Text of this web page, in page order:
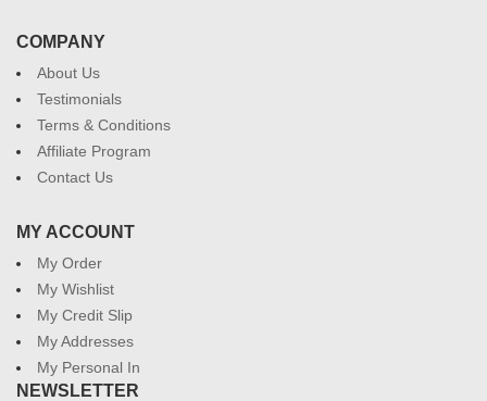
COMPANY
About Us
Testimonials
Terms & Conditions
Affiliate Program
Contact Us
MY ACCOUNT
My Order
My Wishlist
My Credit Slip
My Addresses
My Personal In
NEWSLETTER